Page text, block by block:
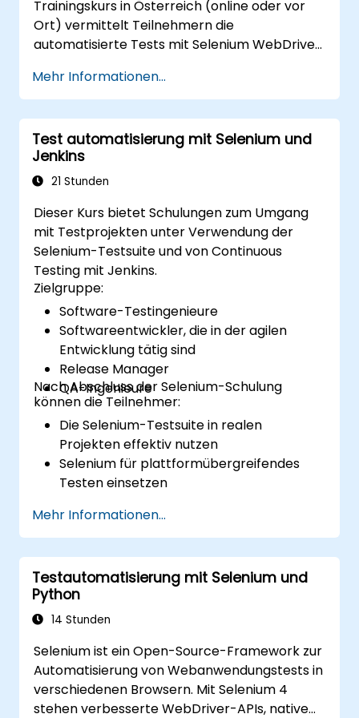
(https://www.nobleprog.com/introduction-
selenium-training).
Trainingskurs in Österreich (online oder vor
Ort) vermittelt Teilnehmern die
automatisierte Tests mit Selenium WebDriver
Programmiererfahrung mit C# haben oder
Ihre Kenntnisse auffrischen möchten,
empfehlen wir Ihnen den Kurs: C# für
Automatisierungs-Testingenieure.
Mehr Informationen...
Test automatisierung mit Selenium und
Jenkins
21 Stunden
Dieser Kurs bietet Schulungen zum Umgang
mit Testprojekten unter Verwendung der
Selenium-Testsuite und von Continuous
Testing mit Jenkins.
Zielgruppe:
Software-Testingenieure
Softwareentwickler, die in der agilen
Entwicklung tätig sind
Release Manager
QA-Ingenieure
Nach Abschluss der Selenium-Schulung
können die Teilnehmer:
Die Selenium-Testsuite in realen
Projekten effektiv nutzen
Selenium für plattformübergreifendes
Testen einsetzen
Regressionstests mit Selenium in Jenkins
ausführen
Testberichte und periodische Berichte
mit Jenkins vorbereiten
Mehr Informationen...
Testautomatisierung mit Selenium und
Python
14 Stunden
Selenium ist ein Open-Source-Framework zur
Automatisierung von Webanwendungstests in
verschiedenen Browsern. Mit Selenium 4
stehen verbesserte WebDriver-APIs, native